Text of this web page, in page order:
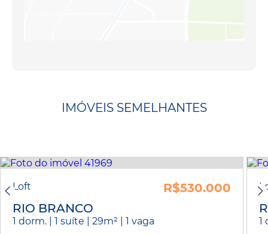
IMÓVEIS SEMELHANTES
Loft
R$530.000
RIO BRANCO
1 dorm. | 1 suíte | 29m² | 1 vaga 1